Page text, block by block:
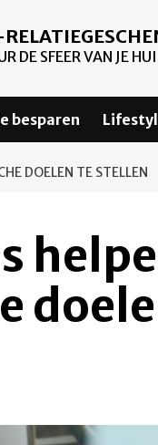
DE SFEER VAN JE
besparen
DOELEN TE STELLEN